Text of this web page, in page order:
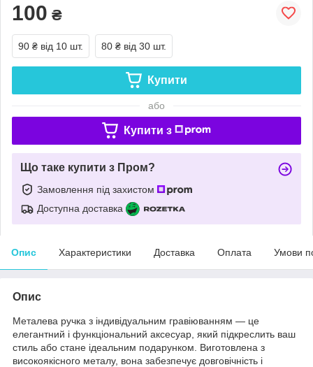
100 ₴
90 ₴ від 10 шт. 80 ₴ від 30 шт.
Купити
або
Купити з
Що таке купити з Пром?
Замовлення під захистом
Доступна доставка
Опис Характеристики Доставка Оплата Умови
Опис
Металева ручка з індивідуальним гравіюванням — це
елегантний і функціональний аксесуар, який підкреслить ваш
стиль або стане ідеальним подарунком. Виготовлена з
високоякісного металу, вона забезпечує довговічність і